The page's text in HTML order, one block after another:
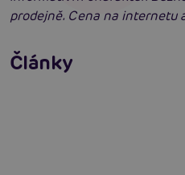
prodejně. Cena na internetu
Články
neodolatelně sexy
Číst více
Erotická inteligence: